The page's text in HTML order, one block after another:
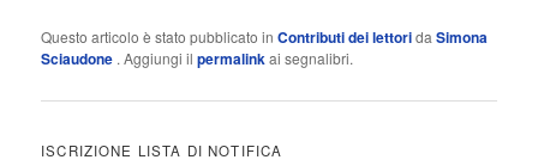
Questo articolo è stato pubblicato inContributi dei lettoridaSimona
Sciaudone . Aggiungi ilpermalinkai segnalibri.
ISCRIZIONE LISTA DI NOTIFICA